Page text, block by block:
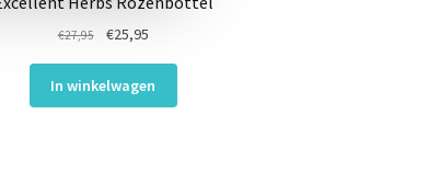
€27,95
Oorspronkelijke
was:
€27,95.
€25,95
is:
€25,95.
In winkelwagen